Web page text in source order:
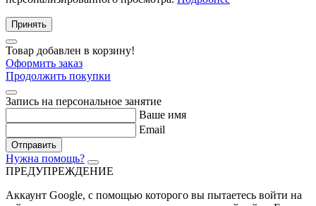
Принять
Товар добавлен в корзину!
Оформить заказ
Продолжить покупки
Запись на персональное занятие
Ваше имя
Email
Отправить
Нужна помощь?
ПРЕДУПРЕЖДЕНИЕ
Аккаунт Google, с помощью которого вы пытаетесь войти на